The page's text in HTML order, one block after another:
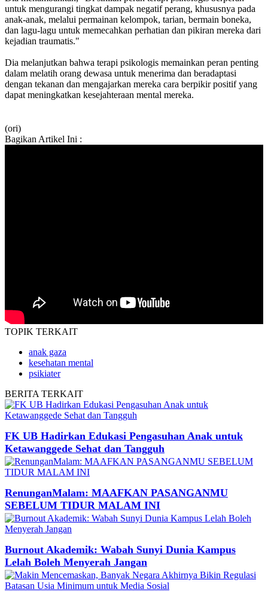
untuk mengurangi tingkat dampak negatif perang, khususnya pada
anak-anak, melalui permainan kelompok, tarian, bermain boneka,
dan lagu-lagu untuk memecahkan perhatian dan pikiran mereka dari
kejadian traumatis."
Dia melanjutkan bahwa terapi psikologis memainkan peran penting
dalam melatih orang dewasa untuk menerima dan beradaptasi
dengan tekanan dan mengajarkan mereka cara berpikir positif yang
dapat meningkatkan kesejahteraan mental mereka.
(ori)
Bagikan Artikel Ini :
TOPIK TERKAIT
anak gaza
kesehatan mental
psikiater
BERITA TERKAIT
FK UB Hadirkan Edukasi Pengasuhan Anak untuk
Ketawanggede Sehat dan Tangguh
RenunganMalam: MAAFKAN PASANGANMU
SEBELUM TIDUR MALAM INI
Burnout Akademik: Wabah Sunyi Dunia Kampus
Lelah Boleh Menyerah Jangan